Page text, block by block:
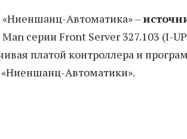
Автоматика» –
серии Front Server 327.103 (I-
платой контроллера и
Автоматики».